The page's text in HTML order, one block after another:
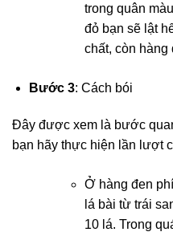
trong quân
đỏ bạn sẽ lật
chất, còn
Bước 3: Cách bói
Đây được xem là bước
bạn hãy thực hiện lần lượt
Ở hàng đen
lá bài từ trái
10 lá. Trong